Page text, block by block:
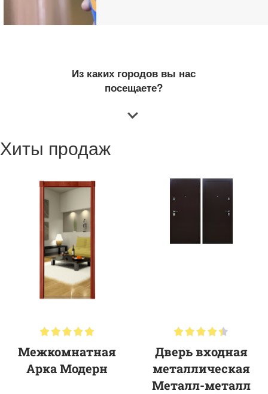
Из каких городов вы нас
посещаете?
Хиты продаж
Межкомнатная
Арка Модерн
Дверь входная
металлическая
Металл-металл